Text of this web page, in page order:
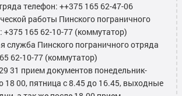
телефон: ++375 165 62-47-06
работы Пинского пограничного
+375 165 62-10-77 (коммутатор)
служба Пинского пограничного отряда
62-10-77 (коммутатор)
31 прием документов понедельник-
18 00, пятница с 8.45 до 16.45, выходные